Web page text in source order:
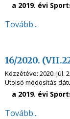
a 2019. évi
Tovább...
16/2020.
Közzétéve: 2020. júl.
Utolsó módosítás
a 2019. évi
Tovább...